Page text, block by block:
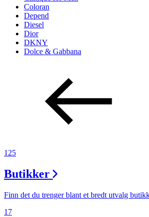
Coloran
Depend
Diesel
Dior
DKNY
Dolce & Gabbana
125
Butikker
Finn det du trenger blant et bredt utvalg
17